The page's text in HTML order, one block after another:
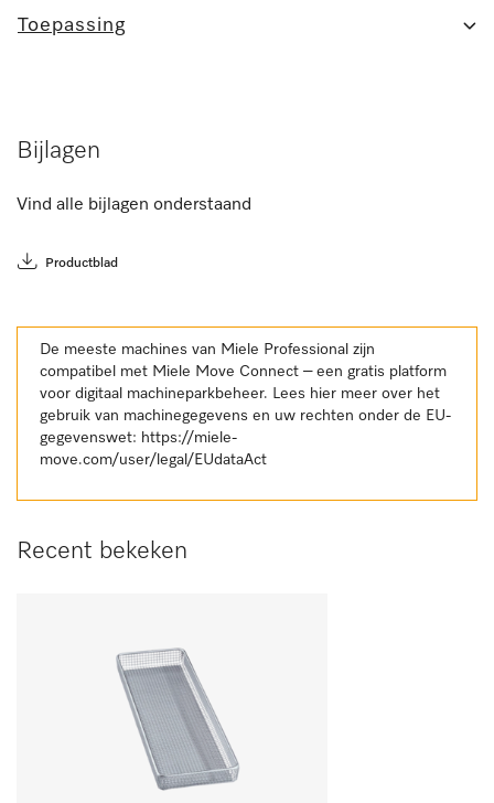
Toepassing
Bijlagen
Vind alle bijlagen onderstaand
Productblad
De meeste machines van Miele Professional zijn
compatibel met Miele Move Connect – een gratis platform
voor digitaal machineparkbeheer. Lees hier meer over het
gebruik van machinegegevens en uw rechten onder de EU-
gegevenswet: https://miele-
move.com/user/legal/EUdataAct
Recent bekeken